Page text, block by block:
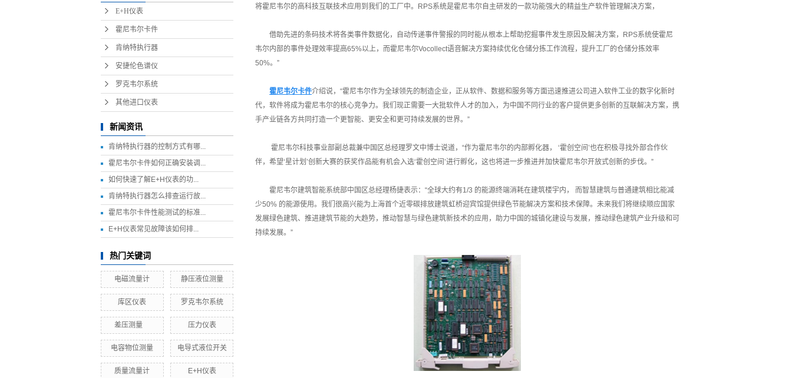
E+H仪表
霍尼韦尔卡件
肯纳特执行器
安捷伦色谱仪
罗克韦尔系统
其他进口仪表
新闻资讯
肯纳特执行器的控制方式有哪...
霍尼韦尔卡件如何正确安装调...
如何快速了解E+H仪表的功...
肯纳特执行器怎么排查运行故...
霍尼韦尔卡件性能测试的标准...
E+H仪表常见故障该如何排...
热门关键词
电磁流量计 静压液位测量
库区仪表 罗克韦尔系统
差压测量 压力仪表
​电容物位测量 电导式液位开关
质量流量计 E+H仪表
将霍尼韦尔的高科技互联技术应用到我们的工厂中。RPS系统是霍尼韦尔自主研发的一款功能强大的精益生产软件管理解决方案，
借助先进的条码技术将各类事件数据化，自动传递事件警报的同时能从根本上帮助挖掘事件发生原因及解决方案，RPS系统使霍尼
韦尔内部的事件处理效率提高65%以上，而霍尼韦尔Vocollect语音解决方案持续优化仓储分拣工作流程，提升工厂的仓储分拣效率
50%。”
霍尼韦尔卡件介绍说，“霍尼韦尔作为全球领先的制造企业，正从软件、数据和服务等方面迅速推进公司进入软件工业的数字化新时
代，软件将成为霍尼韦尔的核心竞争力。我们现正需要一大批软件人才的加入，为中国不同行业的客户提供更多创新的互联解决方案，携
手产业链各方共同打造一个更智能、更安全和更可持续发展的世界。”
霍尼韦尔科技事业部副总裁兼中国区总经理罗文中博士说道，“作为霍尼韦尔的内部孵化器， ‘霍创空间’也在积极寻找外部合作伙
伴，希望‘星计划’创新大赛的获奖作品能有机会入选‘霍创空间’进行孵化，这也将进一步推进并加快霍尼韦尔开放式创新的步伐。”
霍尼韦尔建筑智能系统部中国区总经理杨捷表示：“全球大约有1/3 的能源终端消耗在建筑楼宇内， 而智慧建筑与普通建筑相比能减
少50% 的能源使用。我们很高兴能为上海首个近零碳排放建筑虹桥迎宾馆提供绿色节能解决方案和技术保障。未来我们将继续顺应国家
发展绿色建筑、推进建筑节能的大趋势，推动智慧与绿色建筑新技术的应用，助力中国的城镇化建设与发展，推动绿色建筑产业升级和可
持续发展。”